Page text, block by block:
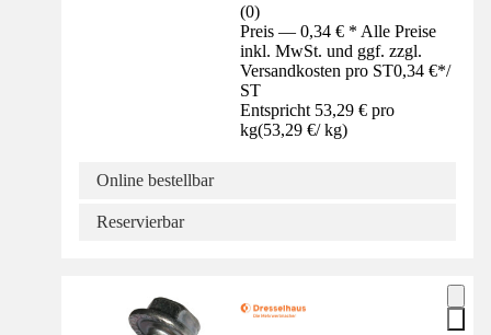
(0)
Preis — 0,34 € * Alle Preise
inkl. MwSt. und ggf. zzgl.
Versandkosten pro ST0,34 €*/
ST
Entspricht 53,29 € pro
kg(53,29 €/ kg)
Online bestellbar
Reservierbar